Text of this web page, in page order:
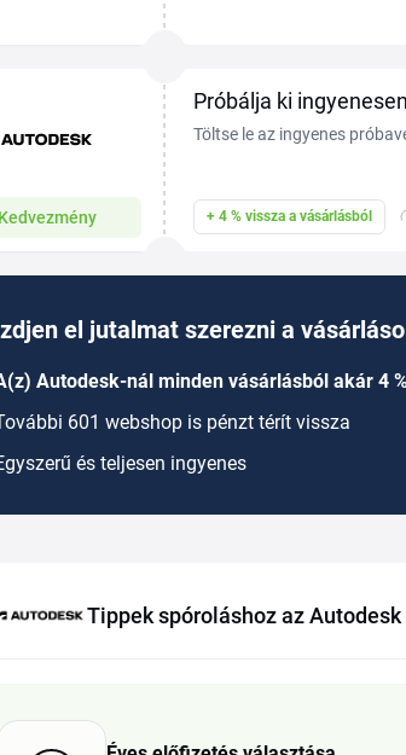
Kedvezmény
Próbálja ki
Töltse le az ingyenes
+ 4 % vissza a vásárlásból
el jutalmat szerezni a
Autodesk-nál minden vásárlásból akár 4
601 webshop is pénzt térít vissza
és teljesen ingyenes
Tippek spóroláshoz az